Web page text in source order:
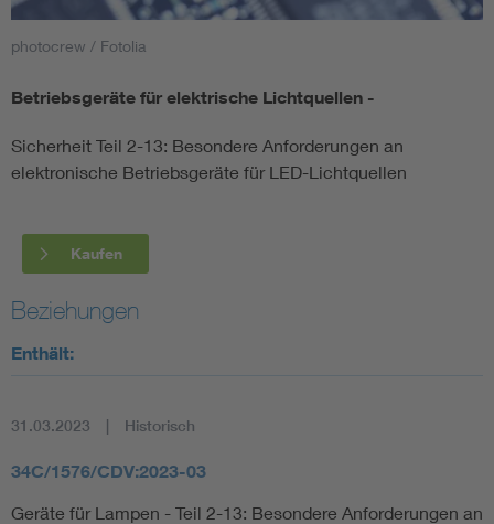
Smart Cities
DKE Fachinformationen im Kontext der Normung
Blitzschutz: DIN EN 62305 in der Übersicht
DIN VDE 0100 für sichere Elektroinstallationen
Elektrofachkraft (EFK)
photocrew / Fotolia
Betriebsgeräte für elektrische Lichtquellen -
Sicherheit Teil 2-13: Besondere Anforderungen an
elektronische Betriebsgeräte für LED-Lichtquellen
Kaufen
Beziehungen
Enthält:
31.03.2023 Historisch
34C/1576/CDV:2023-03
Geräte für Lampen - Teil 2-13: Besondere Anforderungen an